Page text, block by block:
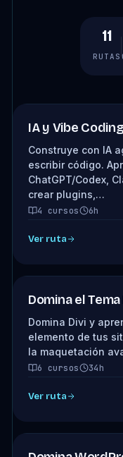
11
RUTAS
INTERMEDIO
IA y Vibe
Construye con IA
escribir código.
ChatGPT/Codex,
crear plugins,…
4 cursos 6h
Ver ruta
Domina el Tema
Domina Divi y
elemento de tus
la maquetación
6 cursos 34h
Ver ruta